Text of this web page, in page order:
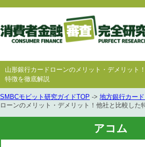
山形銀行カードローンのメリット・デメリット
特徴を徹底解説
ホー
ム
消費者
金融
中小消費者
金融
キャッシ
審査
SMBCモビット研究ガイドTOP -> 地方銀行カー
ローンのメリット・デメリット！他社と比較した
アコム